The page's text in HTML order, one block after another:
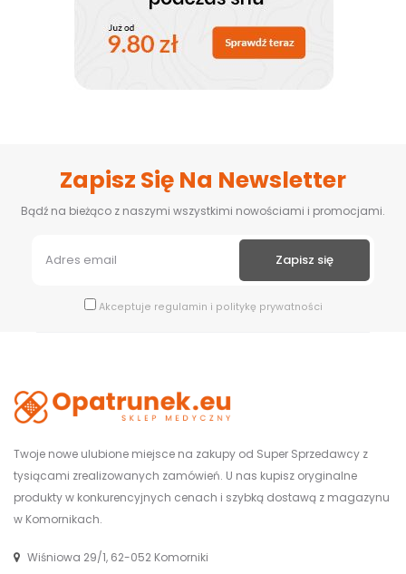
Zapisz Się Na Newsletter
Bądź na bieżąco z naszymi wszystkimi nowościami i promocjami.
Akceptuje regulamin i politykę prywatności
Twoje nowe ulubione miejsce na zakupy od Super Sprzedawcy z
tysiącami zrealizowanych zamówień. U nas kupisz oryginalne
produkty w konkurencyjnych cenach i szybką dostawą z magazynu
w Komornikach.
Wiśniowa 29/1, 62-052 Komorniki